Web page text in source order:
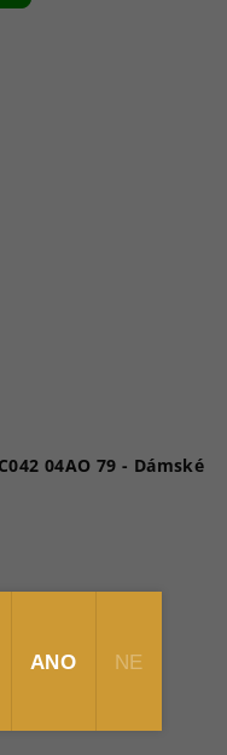
Roberto Cavalli sluneční brýle SRC042 04AO 79 - Dámské
ANO NE